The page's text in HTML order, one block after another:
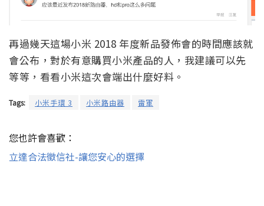
再過幾天這場小米 2018 年度新品發佈會的時間應該就
會公布，對於有意購買小米產品的人，我建議可以先
等等，看看小米這次會端出什麼好料。
Tags: 小米手環 3 小米路由器 雷軍
您也許會喜歡：
立達合法徵信社-讓您安心的選擇